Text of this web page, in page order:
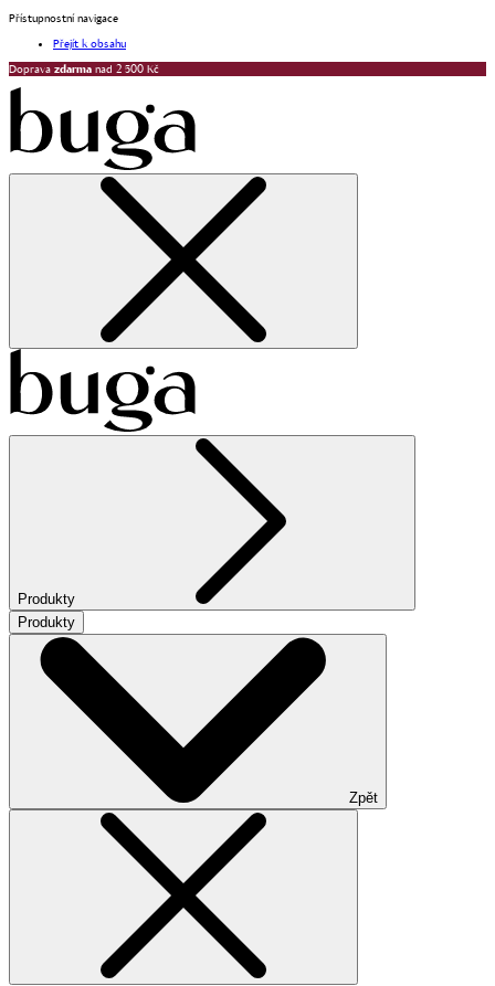
Přístupnostní navigace
Přejít k obsahu
Doprava zdarma nad 2 500 Kč
Produkty
Produkty
Zpět